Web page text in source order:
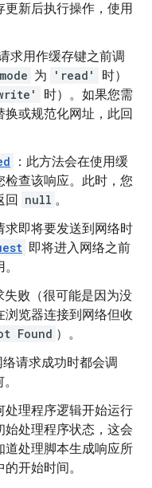
新后执行操作，使用
求用作缓存键之前调
mode 为 'read'
时）
时）。如果您需
或规范化网址，此回
：此方法会在使用缓
检查该响应。此时，您
回
null 。
求即将要发送到网络时
即将进入网络之前
失败（很可能是因为没
浏览器连接到网络但收
Found ）。
络请求成功时都会调
处理程序逻辑开始运行
处理程序状态，这会
道处理脚本生成响应所
开始时间。